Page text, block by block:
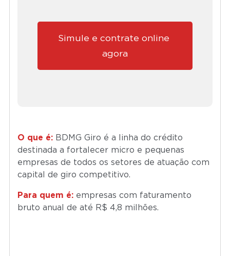
Simule e contrate online
agora
O que é:BDMG Giro é a linha do crédito
destinada a fortalecer micro e pequenas
empresas de todos os setores de atuação com
capital de giro competitivo.
Para quem é:empresas com faturamento
bruto anual de até R$ 4,8 milhões.